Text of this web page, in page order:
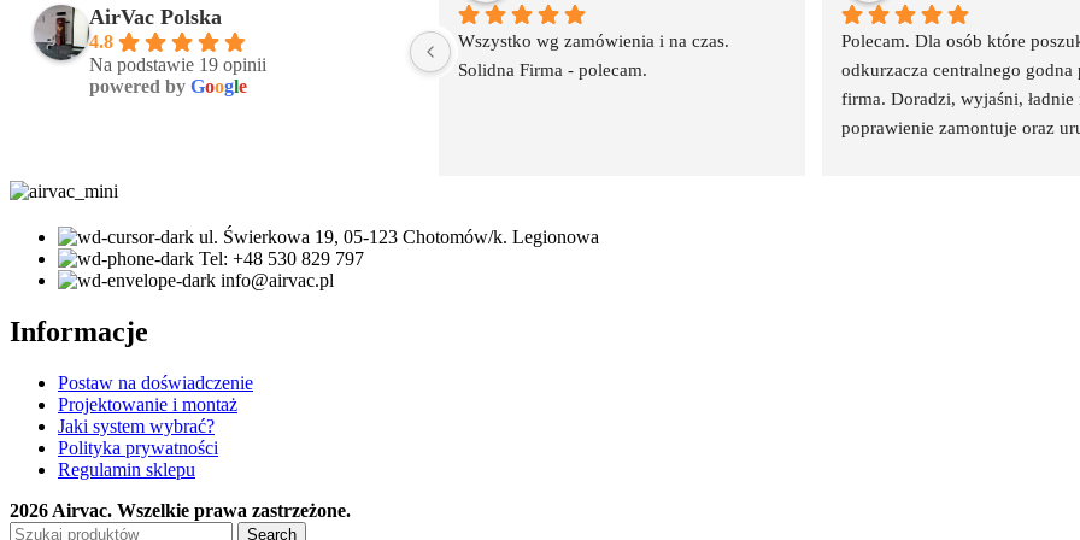
AirVac Polska
4.8
Na podstawie 19 opinii
powered by Google
Wszystko wg zamówienia i na czas.
Solidna Firma - polecam.
Polecam. Dla osób które
odkurzacza centralnego godna
firma. Doradzi, wyjaśni, ładnie
poprawienie zamontuje oraz
ul. Świerkowa 19, 05-123 Chotomów/k. Legionowa
Tel: +48 530 829 797
info@airvac.pl
Informacje
Postaw na doświadczenie
Projektowanie i montaż
Jaki system wybrać?
Polityka prywatności
Regulamin sklepu
2026 Airvac. Wszelkie prawa zastrzeżone.
Search